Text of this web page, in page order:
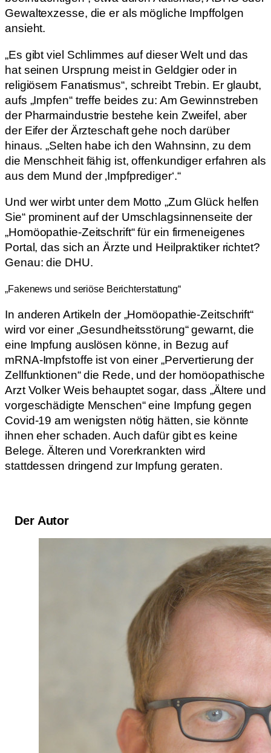
Gewaltexzesse, die er als mögliche Impffolgen
ansieht.
„Es gibt viel Schlimmes auf dieser Welt und das
hat seinen Ursprung meist in Geldgier oder in
religiösem Fanatismus“, schreibt Trebin. Er glaubt,
aufs „Impfen“ treffe beides zu: Am Gewinnstreben
der Pharmaindustrie bestehe kein Zweifel, aber
der Eifer der Ärzteschaft gehe noch darüber
hinaus. „Selten habe ich den Wahnsinn, zu dem
die Menschheit fähig ist, offenkundiger erfahren als
aus dem Mund der ‚Impfprediger‘.“
Und wer wirbt unter dem Motto „Zum Glück helfen
Sie“ prominent auf der Umschlagsinnenseite der
„Homöopathie-Zeitschrift“ für ein firmeneigenes
Portal, das sich an Ärzte und Heilpraktiker richtet?
Genau: die DHU.
„Fakenews und seriöse Berichterstattung“
In anderen Artikeln der „Homöopathie-Zeitschrift“
wird vor einer „Gesundheitsstörung“ gewarnt, die
eine Impfung auslösen könne, in Bezug auf
mRNA-Impfstoffe ist von einer „Pervertierung der
Zellfunktionen“ die Rede, und der homöopathische
Arzt Volker Weis behauptet sogar, dass „Ältere und
vorgeschädigte Menschen“ eine Impfung gegen
Covid-19 am wenigsten nötig hätten, sie könnte
ihnen eher schaden. Auch dafür gibt es keine
Belege. Älteren und Vorerkrankten wird
stattdessen dringend zur Impfung geraten.
Der Autor